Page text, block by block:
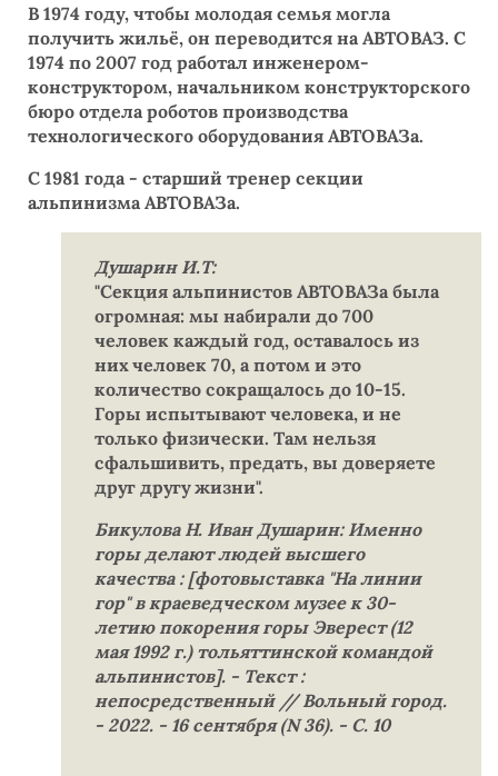
В 1974 году, чтобы молодая семья могла
получить жильё, он переводится на АВТОВАЗ. С
1974 по 2007 год работал инженером-
конструктором, начальником конструкторского
бюро отдела роботов производства
технологического оборудования АВТОВАЗа.
С 1981 года - старший тренер секции
альпинизма АВТОВАЗа.
Душарин И.Т:
"Секция альпинистов АВТОВАЗа была
огромная: мы набирали до 700
человек каждый год, оставалось из
них человек 70, а потом и это
количество сокращалось до 10-15.
Горы испытывают человека, и не
только физически. Там нельзя
сфальшивить, предать, вы доверяете
друг другу жизни".
Бикулова Н. Иван Душарин: Именно
горы делают людей высшего
качества : [фотовыставка "На линии
гор" в краеведческом музее к 30-
летию покорения горы Эверест (12
мая 1992 г.) тольяттинской командой
альпинистов]. - Текст :
непосредственный // Вольный город.
- 2022. - 16 сентября (N 36). - С. 10